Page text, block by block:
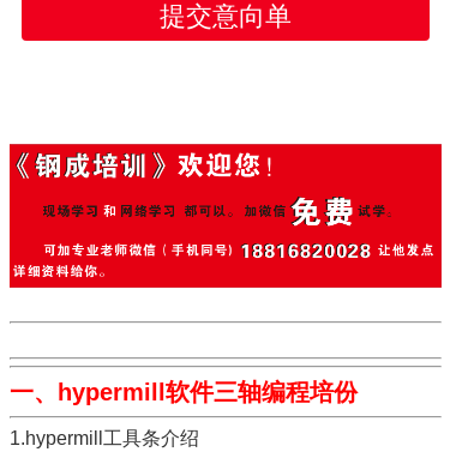
提交意向单
一、hypermill软件三轴编程培份
1.hypermill工具条介绍